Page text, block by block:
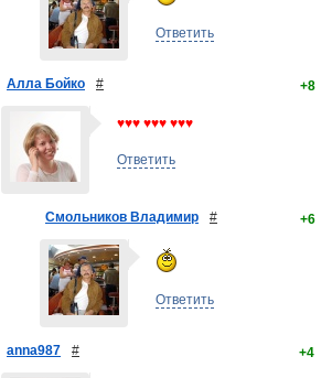
Ответить
Алла Бойко # +8
♥♥♥ ♥♥♥ ♥♥♥
Ответить
Смольников Владимир # +6
Ответить
anna987 # +4